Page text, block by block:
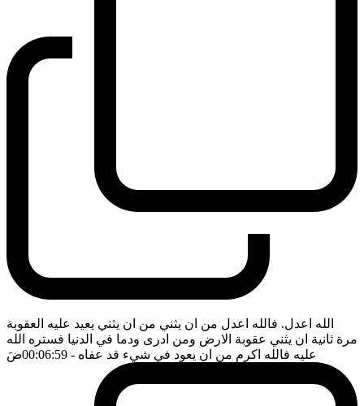
الله اعدل. فالله اعدل من ان يثني من ان يثني يعيد عليه العقوبة
مرة ثانية ان يثني عقوبة الارض ومن ادرى ودما في الدنيا فستره الله
عليه فالله اكرم من ان يعود في شيء قد عفاه - 00:06:59 ضَ